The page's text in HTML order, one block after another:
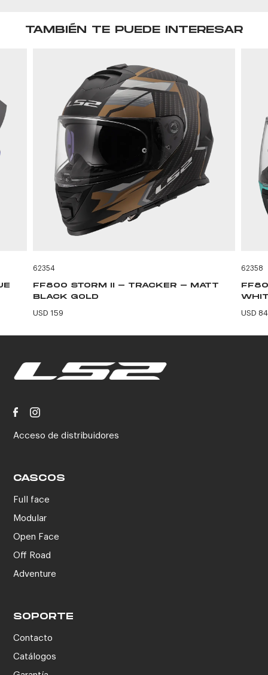
TAMBIÉN TE PUEDE INTERESAR
62354
FF800 STORM II - TRACKER - MATT
BLACK GOLD
USD 159
62358
USD 84
Acceso de distribuidores
CASCOS
Full face
Modular
Open Face
Off Road
Adventure
SOPORTE
Contacto
Catálogos